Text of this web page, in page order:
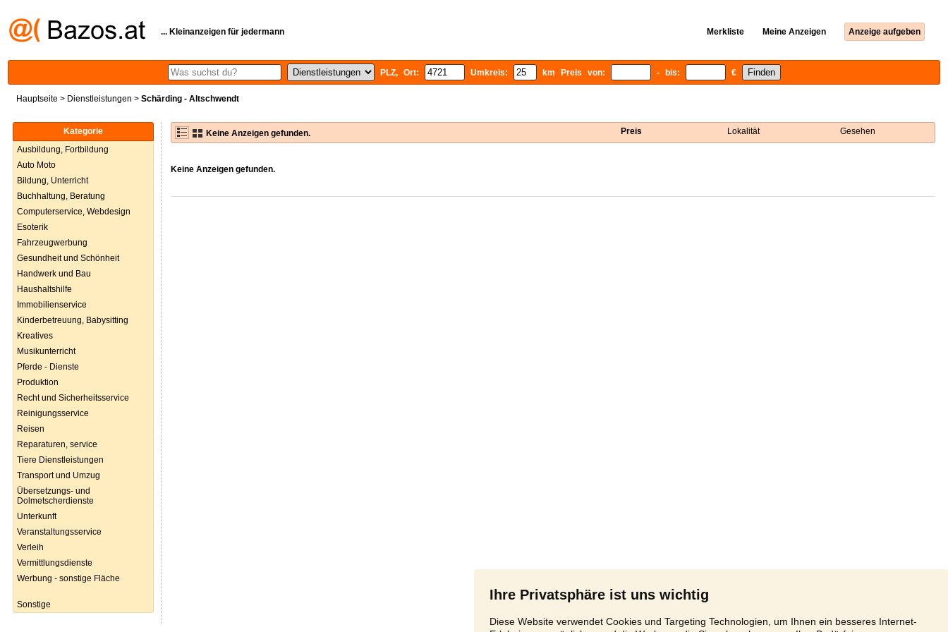
Ihre Privatsphäre ist uns wichtig
Diese Website verwendet Cookies und Targeting Technologien, um Ihnen ein besseres Internet-
... Kleinanzeigen für jedermann Merkliste Meine Anzeigen Anzeige aufgeben
PLZ, Ort: Umkreis: km Preis von: - bis: €
Hauptseite > Dienstleistungen > Schärding - Altschwendt
Kategorie
Ausbildung, Fortbildung
Auto Moto
Bildung, Unterricht
Buchhaltung, Beratung
Computerservice, Webdesign
Esoterik
Fahrzeugwerbung
Gesundheit und Schönheit
Handwerk und Bau
Haushaltshilfe
Immobilienservice
Kinderbetreuung, Babysitting
Kreatives
Musikunterricht
Pferde - Dienste
Produktion
Recht und Sicherheitsservice
Reinigungsservice
Reisen
Reparaturen, service
Tiere Dienstleistungen
Transport und Umzug
Übersetzungs- und
Dolmetscherdienste
Unterkunft
Veranstaltungsservice
Verleih
Vermittlungsdienste
Werbung - sonstige Fläche
Sonstige
Keine Anzeigen gefunden. Preis Lokalität Gesehen
Keine Anzeigen gefunden.